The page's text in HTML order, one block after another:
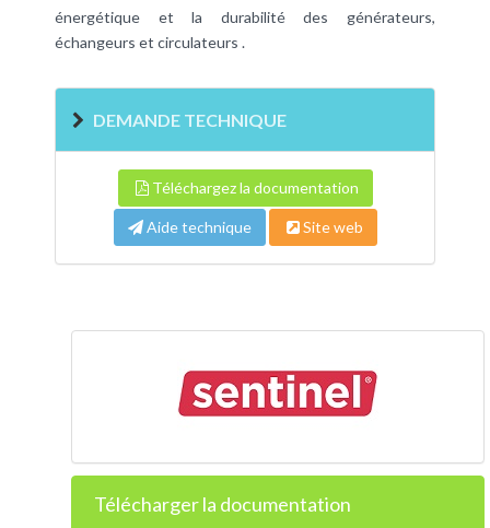
énergétique et la durabilité des générateurs,
échangeurs et circulateurs .
DEMANDE TECHNIQUE
Téléchargez la documentation
Aide technique Site web
Télécharger la documentation